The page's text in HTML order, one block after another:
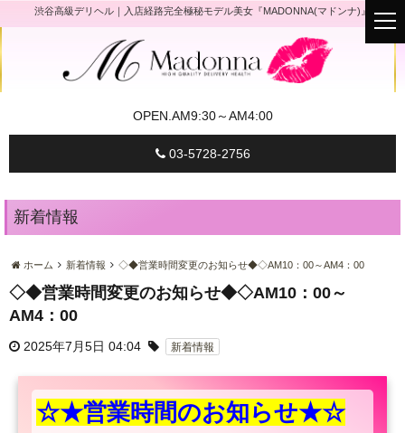
渋谷高級デリヘル｜入店経路完全極秘モデル美女『MADONNA(マドンナ)』
OPEN. AM9:30～AM4:00
03-5728-2756
新着情報
ホーム 新着情報 ◇◆営業時間変更のお知らせ◆◇AM10：00～AM4：00
◇◆営業時間変更のお知らせ◆◇AM10：00～
AM4：00
2025年7月5日 04:04 新着情報
☆★営業時間のお知らせ★☆
t
o
g
i
t